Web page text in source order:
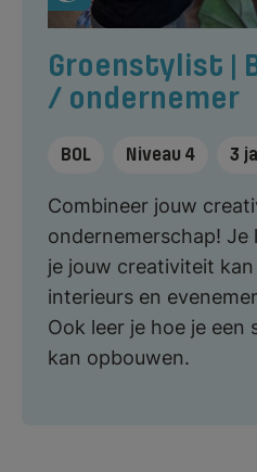
Groenstylist |
/ ondernemer
BOL Niveau 4 3
Combineer jouw
ondernemerschap! Je
je jouw creativiteit
interieurs en
Ook leer je hoe je een
kan opbouwen.